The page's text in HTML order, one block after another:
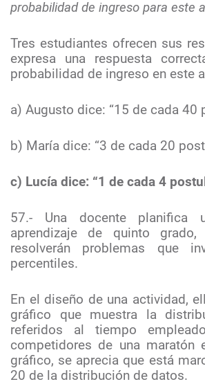
probabilidad de ingreso para este
Tres estudiantes ofrecen sus
expresa una respuesta
probabilidad de ingreso en este
a) Augusto dice: “15 de cada 40
b) María dice: “3 de cada 20
c) Lucía dice: “1 de cada 4
57.- Una docente planifica
aprendizaje de quinto
resolverán problemas que
percentiles.
En el diseño de una actividad,
gráfico que muestra la
referidos al tiempo
competidores de una maratón
gráfico, se aprecia que está
20 de la distribución de datos.